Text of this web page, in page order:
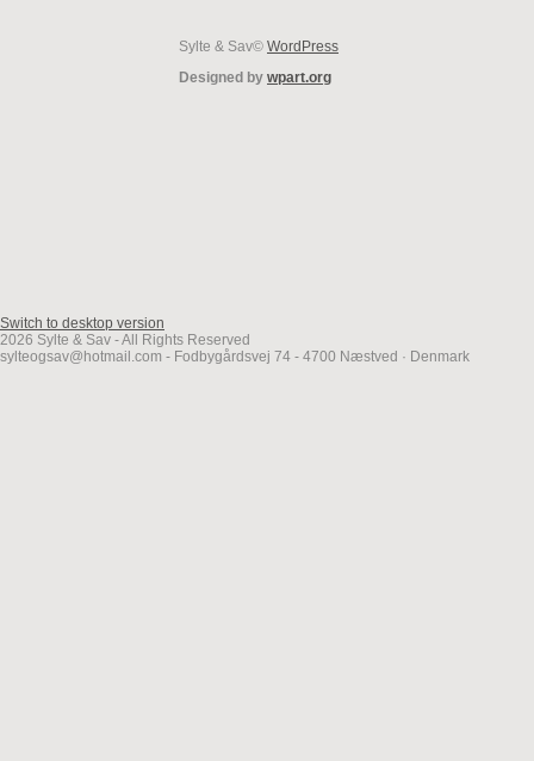
Sylte & Sav© WordPress
Designed by wpart.org
Switch to desktop version
2026 Sylte & Sav - All Rights Reserved
sylteogsav@hotmail.com - Fodbygårdsvej 74 - 4700 Næstved · Denmark